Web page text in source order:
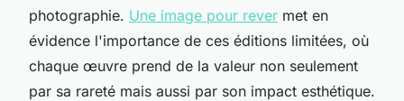
photographie. Une image pour rever met en
évidence l'importance de ces éditions limitées, où
chaque œuvre prend de la valeur non seulement
par sa rareté mais aussi par son impact esthétique.